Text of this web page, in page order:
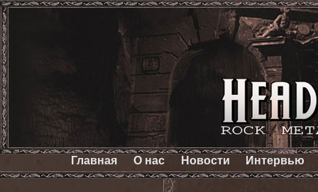
Главная О нас Новости Интервью